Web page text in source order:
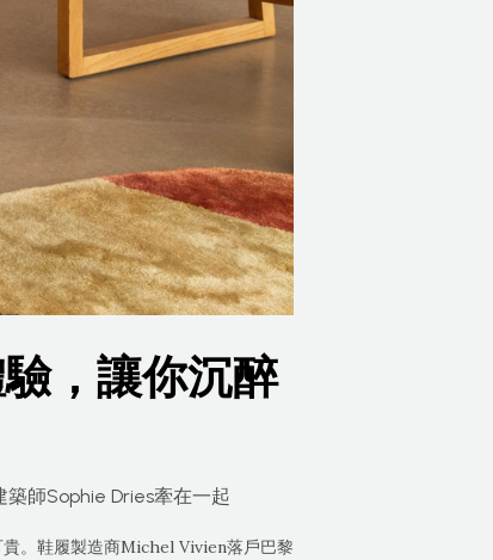
，讓你沉醉
師Sophie Dries牽在一起
。鞋履製造商Michel Vivien落戶巴黎